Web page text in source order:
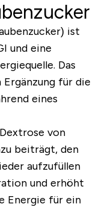
ist
und eine
Das
für die
eines
von
beiträgt, den
aufzufüllen
und erhöht
Energie für ein